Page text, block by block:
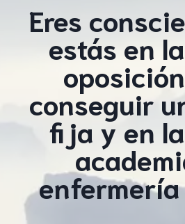
Eres
estás en
conseguir
fija y en